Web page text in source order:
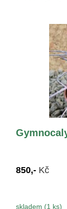
850,- Kč
skladem (1 ks)